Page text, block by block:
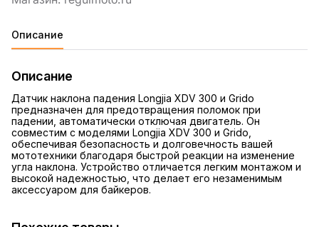
Описание
Описание
Датчик наклона падения Longjia XDV 300 и Grido
предназначен для предотвращения поломок при
падении, автоматически отключая двигатель. Он
совместим с моделями Longjia XDV 300 и Grido,
обеспечивая безопасность и долговечность вашей
мототехники благодаря быстрой реакции на изменение
угла наклона. Устройство отличается легким монтажом и
высокой надежностью, что делает его незаменимым
аксессуаром для байкеров.